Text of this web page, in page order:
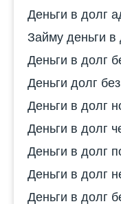
Деньги в долг
Займу деньги в
Деньги в долг
Деньги долг
Деньги в долг
Деньги в долг
Деньги в долг
Деньги в долг
Деньги в долг